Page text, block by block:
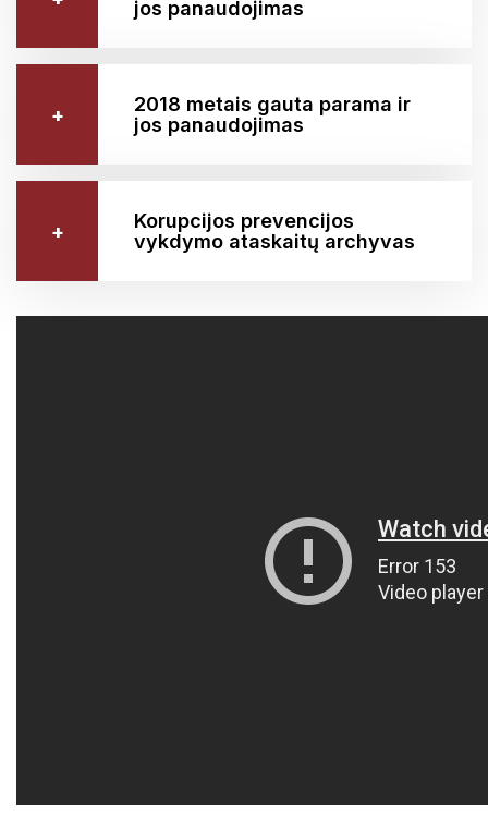
jos panaudojimas
2018 metais gauta parama ir
jos panaudojimas
Korupcijos prevencijos
vykdymo ataskaitų archyvas